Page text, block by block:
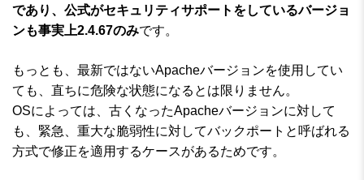
であり、公式がセキュリティサポートをしているバージョ
ンも事実上2.4.67のみです。
もっとも、最新ではないApacheバージョンを使用してい
ても、直ちに危険な状態になるとは限りません。
OSによっては、古くなったApacheバージョンに対して
も、緊急、重大な脆弱性に対してバックポートと呼ばれる
方式で修正を適用するケースがあるためです。